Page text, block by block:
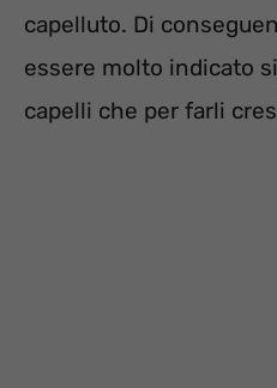
capelluto. Di
essere molto indicato
capelli che per farli